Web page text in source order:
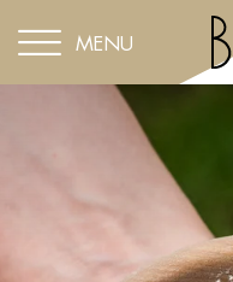
MENU